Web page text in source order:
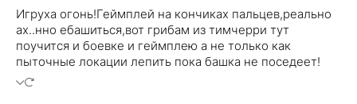
Игруха огонь!Геймплей на кончиках пальцев,реально
ах..нно ебашиться,вот грибам из тимчерри тут
поучится и боевке и геймплею а не только как
пыточные локации лепить пока башка не поседеет!